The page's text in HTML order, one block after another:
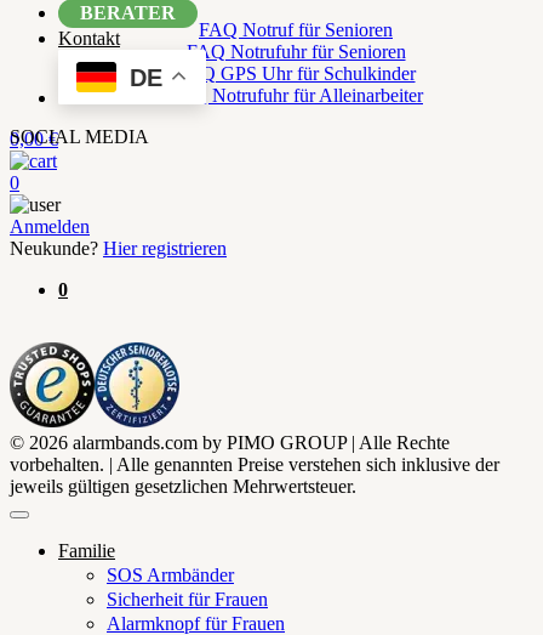
BERATER
Kontakt
DE
0,00€
0
Anmelden
Neukunde? Hier registrieren
0
FAQ Notruf für Senioren
FAQ Notrufuhr für Senioren
FAQ GPS Uhr für Schulkinder
FAQ Notrufuhr für Alleinarbeiter
SOCIAL MEDIA
© 2026 alarmbands.com by PIMO GROUP | Alle Rechte
vorbehalten. | Alle genannten Preise verstehen sich inklusive der
jeweils gültigen gesetzlichen Mehrwertsteuer.
Familie
SOS Armbänder
Sicherheit für Frauen
Alarmknopf für Frauen